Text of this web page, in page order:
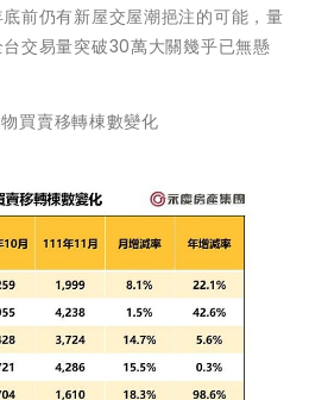
前仍有新屋交屋潮挹注的可能，量
交易量突破30萬大關幾乎已無懸
物買賣移轉棟數變化